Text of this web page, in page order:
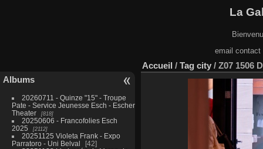
La
email
Albums
20260711 - Quinze "15" - Troupe
Pate - Service Jeunesse Esch - Escher
Theater
818
20250606 - Francofolies Esch
2025
2112
20251125 Violeta Frank - Expo
Parratoro - Uni Belval
42
Accueil / Tag city / Z07 1506